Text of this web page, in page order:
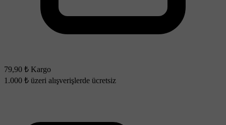
79,90 ₺ Kargo
1.000 ₺ üzeri alışverişlerde ücretsiz